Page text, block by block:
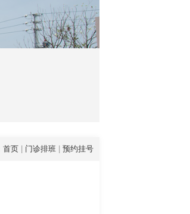
首页 门诊排班 预约挂号